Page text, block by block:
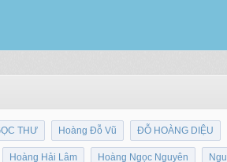
THƯ Hoàng Đỗ Vũ ĐỖ HOÀNG DIỆU
Hoàng Hải Lâm Hoàng Ngọc Nguyên